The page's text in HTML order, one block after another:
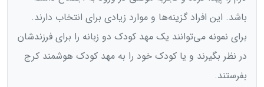
باشد. این افراد گزینه‌ها و موارد زیادی برای انتخاب دارند.
برای نمونه می‌توانند یک مهد کودک دو زبانه را برای فرزندشان
در نظر بگیرند و یا کودک خود را به مهد کودک هوشمند کرج
بفرستند.